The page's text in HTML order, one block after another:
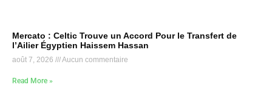
Mercato : Celtic Trouve un Accord Pour le Transfert de
l’Ailier Égyptien Haissem Hassan
août 7, 2026 Aucun commentaire
Read More »